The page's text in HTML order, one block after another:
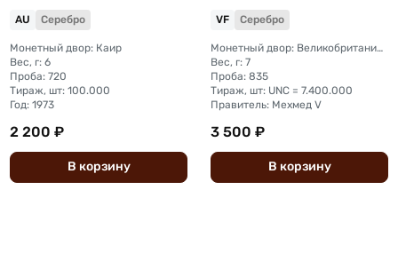
AU Серебро
Монетный двор: Каир
Вес, г: 6
Проба: 720
Тираж, шт: 100.000
Год: 1973
2 200 ₽
В корзину
VF Серебро
Монетный двор: Великобритания, Бирмингем (Heaton)
Вес, г: 7
Проба: 835
Тираж, шт: UNC = 7.400.000
Правитель: Мехмед V
3 500 ₽
В корзину